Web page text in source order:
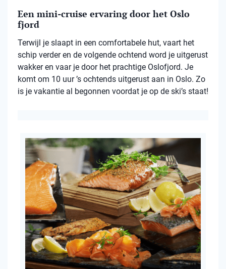
Een mini-cruise ervaring door het Oslo
fjord
Terwijl je slaapt in een comfortabele hut, vaart het
schip verder en de volgende ochtend word je uitgerust
wakker en vaar je door het prachtige Oslofjord. Je
komt om 10 uur ’s ochtends uitgerust aan in Oslo. Zo
is je vakantie al begonnen voordat je op de ski’s staat!